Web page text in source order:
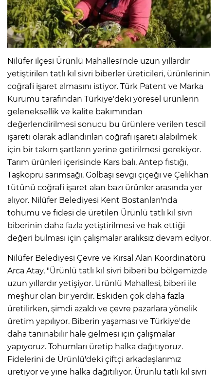
Nilüfer ilçesi Ürünlü Mahallesi'nde uzun yıllardır
yetiştirilen tatlı kıl sivri biberler üreticileri, ürünlerinin
coğrafi işaret almasını istiyor. Türk Patent ve Marka
Kurumu tarafından Türkiye'deki yöresel ürünlerin
geleneksellik ve kalite bakımından
değerlendirilmesi sonucu bu ürünlere verilen tescil
işareti olarak adlandırılan coğrafi işareti alabilmek
için bir takım şartların yerine getirilmesi gerekiyor.
Tarım ürünleri içerisinde Kars balı, Antep fıstığı,
Taşköprü sarımsağı, Gölbaşı sevgi çiçeği ve Çelikhan
tütünü coğrafi işaret alan bazı ürünler arasında yer
alıyor. Nilüfer Belediyesi Kent Bostanları'nda
tohumu ve fidesi de üretilen Ürünlü tatlı kıl sivri
biberinin daha fazla yetiştirilmesi ve hak ettiği
değeri bulması için çalışmalar aralıksız devam ediyor.
Nilüfer Belediyesi Çevre ve Kırsal Alan Koordinatörü
Arca Atay, "Ürünlü tatlı kıl sivri biberi bu bölgemizde
uzun yıllardır yetişiyor. Ürünlü Mahallesi, biberi ile
meşhur olan bir yerdir. Eskiden çok daha fazla
üretilirken, şimdi azaldı ve çevre pazarlara yönelik
üretim yapılıyor. Biberin yaşaması ve Türkiye'de
daha tanınabilir hale gelmesi için çalışmalar
yapıyoruz. Tohumları üretip halka dağıtıyoruz.
Fidelerini de Ürünlü'deki çiftçi arkadaşlarımız
üretiyor ve yine halka dağıtılıyor. Ürünlü tatlı kıl sivri